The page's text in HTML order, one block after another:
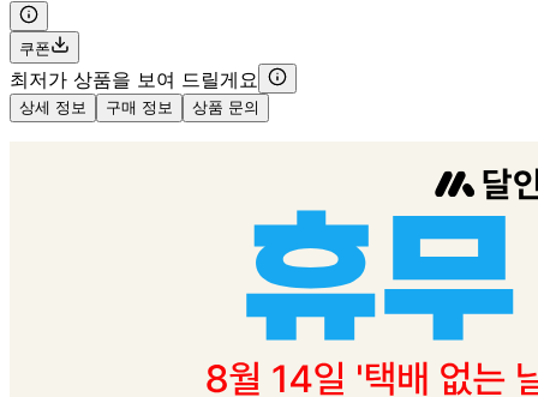
쿠폰
최저가 상품을 보여 드릴게요
상세 정보 구매 정보 상품 문의